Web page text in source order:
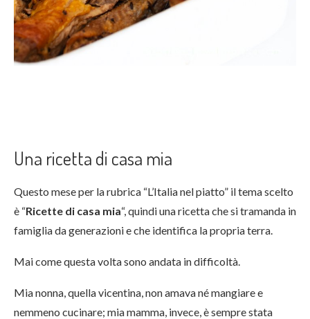
Una ricetta di casa mia
Questo mese per la rubrica “L’Italia nel piatto” il tema scelto
è “Ricette di casa mia“, quindi una ricetta che si tramanda in
famiglia da generazioni e che identifica la propria terra.
Mai come questa volta sono andata in difficoltà.
Mia nonna, quella vicentina, non amava né mangiare e
nemmeno cucinare; mia mamma, invece, è sempre stata